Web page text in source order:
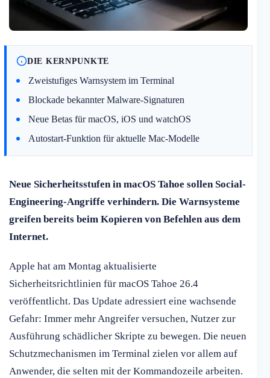
DIE KERNPUNKTE
Zweistufiges Warnsystem im Terminal
Blockade bekannter Malware-Signaturen
Neue Betas für macOS, iOS und watchOS
Autostart-Funktion für aktuelle Mac-Modelle
Neue Sicherheitsstufen in macOS Tahoe sollen Social-
Engineering-Angriffe verhindern. Die Warnsysteme
greifen bereits beim Kopieren von Befehlen aus dem
Internet.
Apple hat am Montag aktualisierte
Sicherheitsrichtlinien für macOS Tahoe 26.4
veröffentlicht. Das Update adressiert eine wachsende
Gefahr: Immer mehr Angreifer versuchen, Nutzer zur
Ausführung schädlicher Skripte zu bewegen. Die neuen
Schutzmechanismen im Terminal zielen vor allem auf
Anwender, die selten mit der Kommandozeile arbeiten.